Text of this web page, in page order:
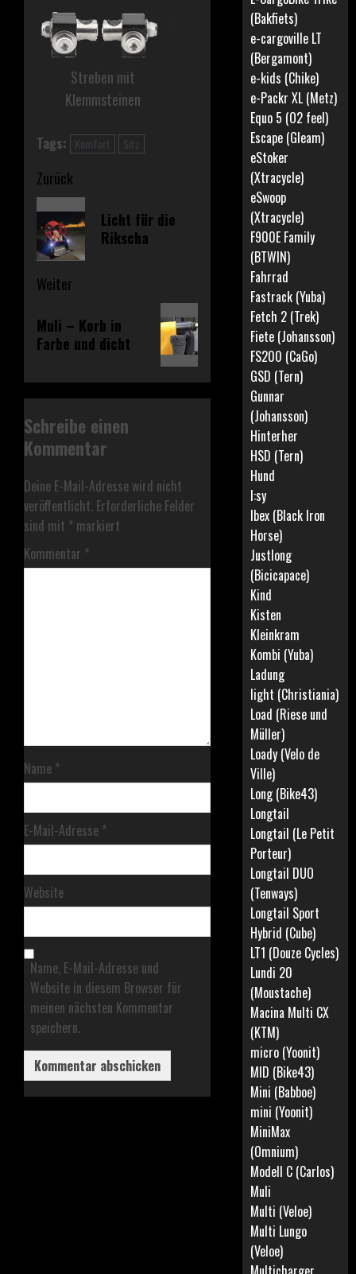
Streben mit
Klemmsteinen
Tags: Komfort Sitz
Beitragsnavigation
Zurück
Vorheriger
Beitrag:
Licht für die
Rikscha
Weiter
Beitrag:
Muli – Korb in
Farbe und dicht
Schreibe einen
Kommentar
Deine E-Mail-Adresse wird nicht
veröffentlicht. Erforderliche Felder
sind mit * markiert
Kommentar *
Name *
E-Mail-Adresse *
Website
Name, E-Mail-Adresse und
Website in diesem Browser für
meinen nächsten Kommentar
speichern.
(Bakfiets)
e-cargoville LT
(Bergamont)
e-kids (Chike)
e-Packr XL (Metz)
Equo 5 (O2 feel)
Escape (Gleam)
eStoker
(Xtracycle)
eSwoop
(Xtracycle)
F900E Family
(BTWIN)
Fahrrad
Fastrack (Yuba)
Fetch 2 (Trek)
Fiete (Johansson)
FS200 (CaGo)
GSD (Tern)
Gunnar
(Johansson)
Hinterher
HSD (Tern)
Hund
I:sy
Ibex (Black Iron
Horse)
Justlong
(Bicicapace)
Kind
Kisten
Kleinkram
Kombi (Yuba)
Ladung
light (Christiania)
Load (Riese und
Müller)
Loady (Velo de
Ville)
Long (Bike43)
Longtail
Longtail (Le Petit
Porteur)
Longtail DUO
(Tenways)
Longtail Sport
Hybrid (Cube)
LT1 (Douze Cycles)
Lundi 20
(Moustache)
Macina Multi CX
(KTM)
micro (Yoonit)
MID (Bike43)
Mini (Babboe)
mini (Yoonit)
MiniMax
(Omnium)
Modell C (Carlos)
Muli
Multi (Veloe)
Multi Lungo
(Veloe)